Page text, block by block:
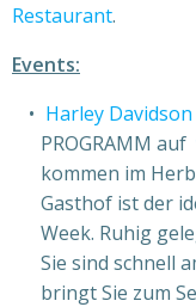
Restaurant.
Events:
Harley Davidson
PROGRAMM auf
kommen im
Gasthof ist der
Week. Ruhig
Sie sind schnell
bringt Sie zum